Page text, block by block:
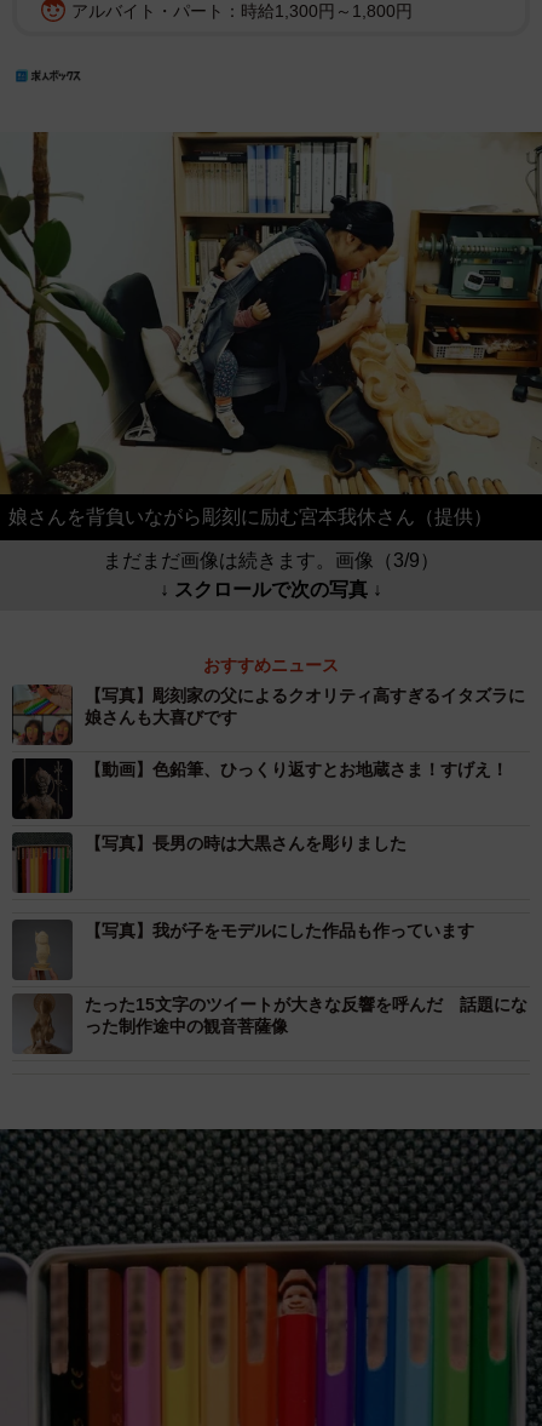
アルバイト・パート：時給1,300円～1,800円
娘さんを背負いながら彫刻に励む宮本我休さん（提供）
まだまだ画像は続きます。画像（3/9）
↓ スクロールで次の写真 ↓
おすすめニュース
【写真】彫刻家の父によるクオリティ高すぎるイタズラに
娘さんも大喜びです
【動画】色鉛筆、ひっくり返すとお地蔵さま！すげえ！
【写真】長男の時は大黒さんを彫りました
【写真】我が子をモデルにした作品も作っています
たった15文字のツイートが大きな反響を呼んだ 話題にな
った制作途中の観音菩薩像